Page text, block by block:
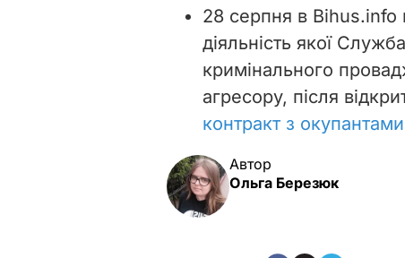
28 серпня в
діяльність якої
кримінального
агресору, після
контракт з окупантами
Автор
Ольга Березюк